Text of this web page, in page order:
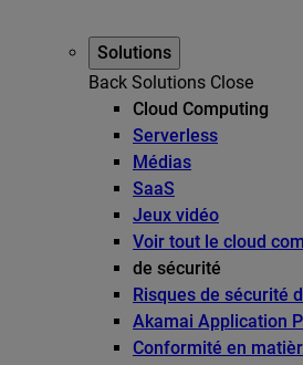
Solutions
Back Solutions Close
Cloud Computing
Serverless
Médias
SaaS
Jeux vidéo
Voir tout le cloud
de sécurité
Risques de sécurité
Akamai Application
Conformité en